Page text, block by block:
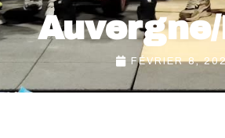
FÉVRIER 8,